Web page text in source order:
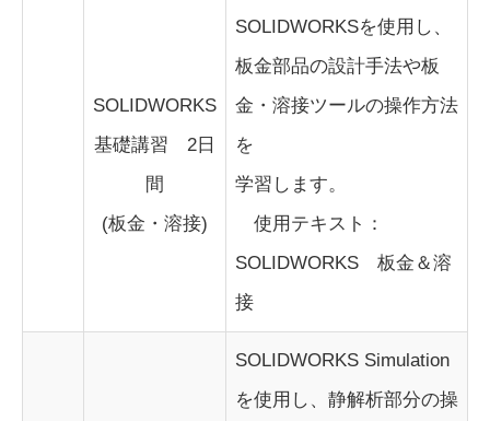
SOLIDWORKS
基礎講習 2日
間
(板金・溶接)
SOLIDWORKSを使用し、
板金部品の設計手法や板
金・溶接ツールの操作方法
を
学習します。
使用テキスト：
SOLIDWORKS 板金＆溶
接
SOLIDWORKS Simulation
を使用し、静解析部分の操